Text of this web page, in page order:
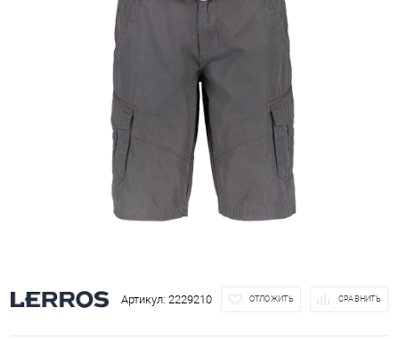
Артикул: 2229210 ОТЛОЖИТЬ СРАВНИТЬ